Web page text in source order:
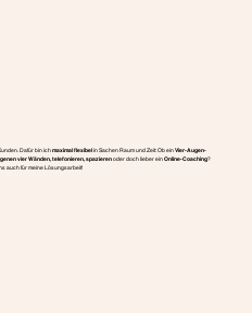
Dafür bin ichmaximal flexibelin Sachen Raum und Zeit: Ob einVier-Augen-
vier Wänden, telefonieren, spazierenoder doch lieber einOnline-Coaching?
auch für meine Lösungsarbeit!